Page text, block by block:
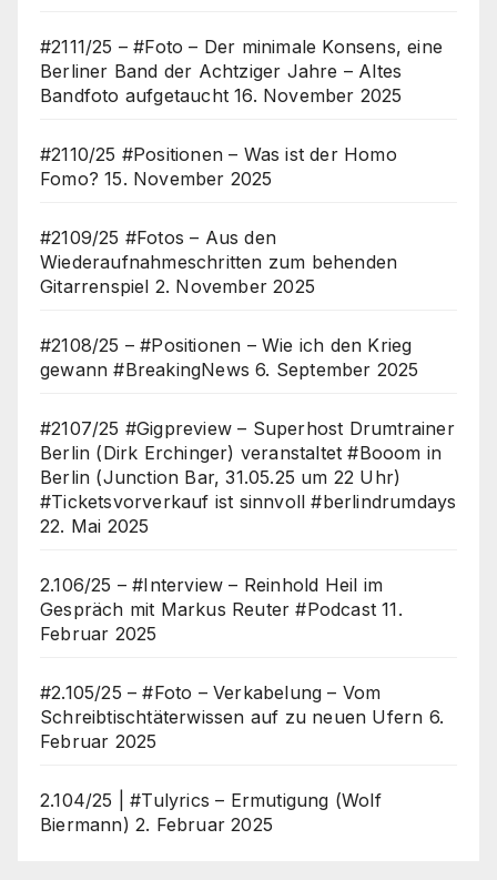
#2111/25 – #Foto – Der minimale Konsens, eine
Berliner Band der Achtziger Jahre – Altes
Bandfoto aufgetaucht 16. November 2025
#2110/25 #Positionen – Was ist der Homo
Fomo? 15. November 2025
#2109/25 #Fotos – Aus den
Wiederaufnahmeschritten zum behenden
Gitarrenspiel 2. November 2025
#2108/25 – #Positionen – Wie ich den Krieg
gewann #BreakingNews 6. September 2025
#2107/25 #Gigpreview – Superhost Drumtrainer
Berlin (Dirk Erchinger) veranstaltet #Booom in
Berlin (Junction Bar, 31.05.25 um 22 Uhr)
#Ticketsvorverkauf ist sinnvoll #berlindrumdays
22. Mai 2025
2.106/25 – #Interview – Reinhold Heil im
Gespräch mit Markus Reuter #Podcast 11.
Februar 2025
#2.105/25 – #Foto – Verkabelung – Vom
Schreibtischtäterwissen auf zu neuen Ufern 6.
Februar 2025
2.104/25 | #Tulyrics – Ermutigung (Wolf
Biermann) 2. Februar 2025